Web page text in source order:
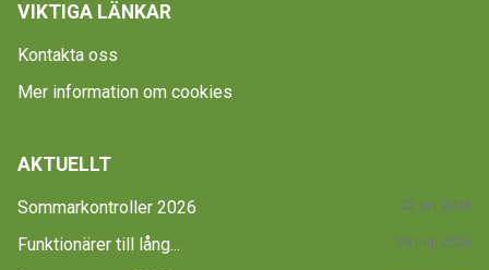
VIKTIGA LÄNKAR
Kontakta oss
Mer information om cookies
AKTUELLT
Sommarkontroller 2026 22 jun 2026
Funktionärer till lång... 28 maj 2026